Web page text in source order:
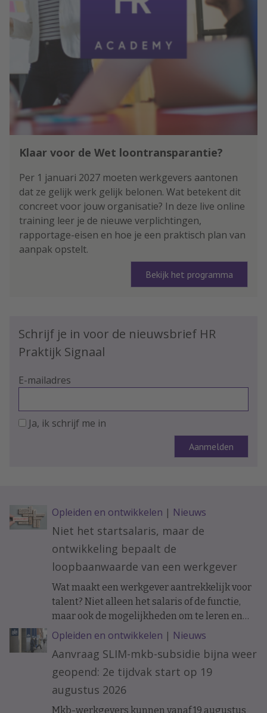
Klaar voor de Wet loontransparantie?
Per 1 januari 2027 moeten werkgevers aantonen
dat ze gelijk werk gelijk belonen. Wat betekent dit
concreet voor jouw organisatie? In deze live online
training leer je de nieuwe verplichtingen,
rapportage-eisen en hoe je een praktisch plan van
aanpak opstelt.
Bekijk het programma
Schrijf je in voor de nieuwsbrief HR
Praktijk Signaal
E-mailadres
Ja, ik schrijf me in
Opleiden en ontwikkelen | Nieuws
Niet het startsalaris, maar de
ontwikkeling bepaalt de
loopbaanwaarde van een werkgever
Wat maakt een werkgever aantrekkelijk voor
talent? Niet alleen het salaris of de functie,
maar ook de mogelijkheden om te leren en
ervaring op te doen. Onderzoek naar de
loopbanen van werknemers laat zien dat de
ontwikkelkansen binnen een organisatie op
langere termijn verschil kunnen maken.
Opleiden en ontwikkelen | Nieuws
Aanvraag SLIM-mkb-subsidie bijna weer
geopend: 2e tijdvak start op 19
augustus 2026
Mkb-werkgevers kunnen vanaf 19 augustus